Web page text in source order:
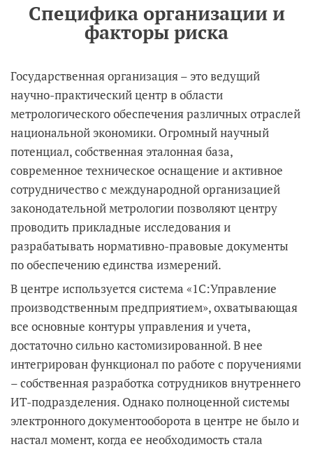
Специфика организации и
факторы риска
Государственная организация – это ведущий
научно-практический центр в области
метрологического обеспечения различных отраслей
национальной экономики. Огромный научный
потенциал, собственная эталонная база,
современное техническое оснащение и активное
сотрудничество с международной организацией
законодательной метрологии позволяют центру
проводить прикладные исследования и
разрабатывать нормативно-правовые документы
по обеспечению единства измерений.
В центре используется система «1С:Управление
производственным предприятием», охватывающая
все основные контуры управления и учета,
достаточно сильно кастомизированной. В нее
интегрирован функционал по работе с поручениями
– собственная разработка сотрудников внутреннего
ИТ-подразделения. Однако полноценной системы
электронного документооборота в центре не было и
настал момент, когда ее необходимость стала